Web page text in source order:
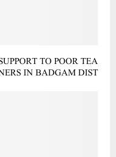
TO POOR TEA
IN BADGAM DIST